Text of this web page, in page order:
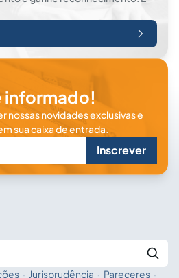
informado!
nossas novidades exclusivas e
sua caixa de entrada.
Inscrever
· Jurisprudência · Pareceres ·